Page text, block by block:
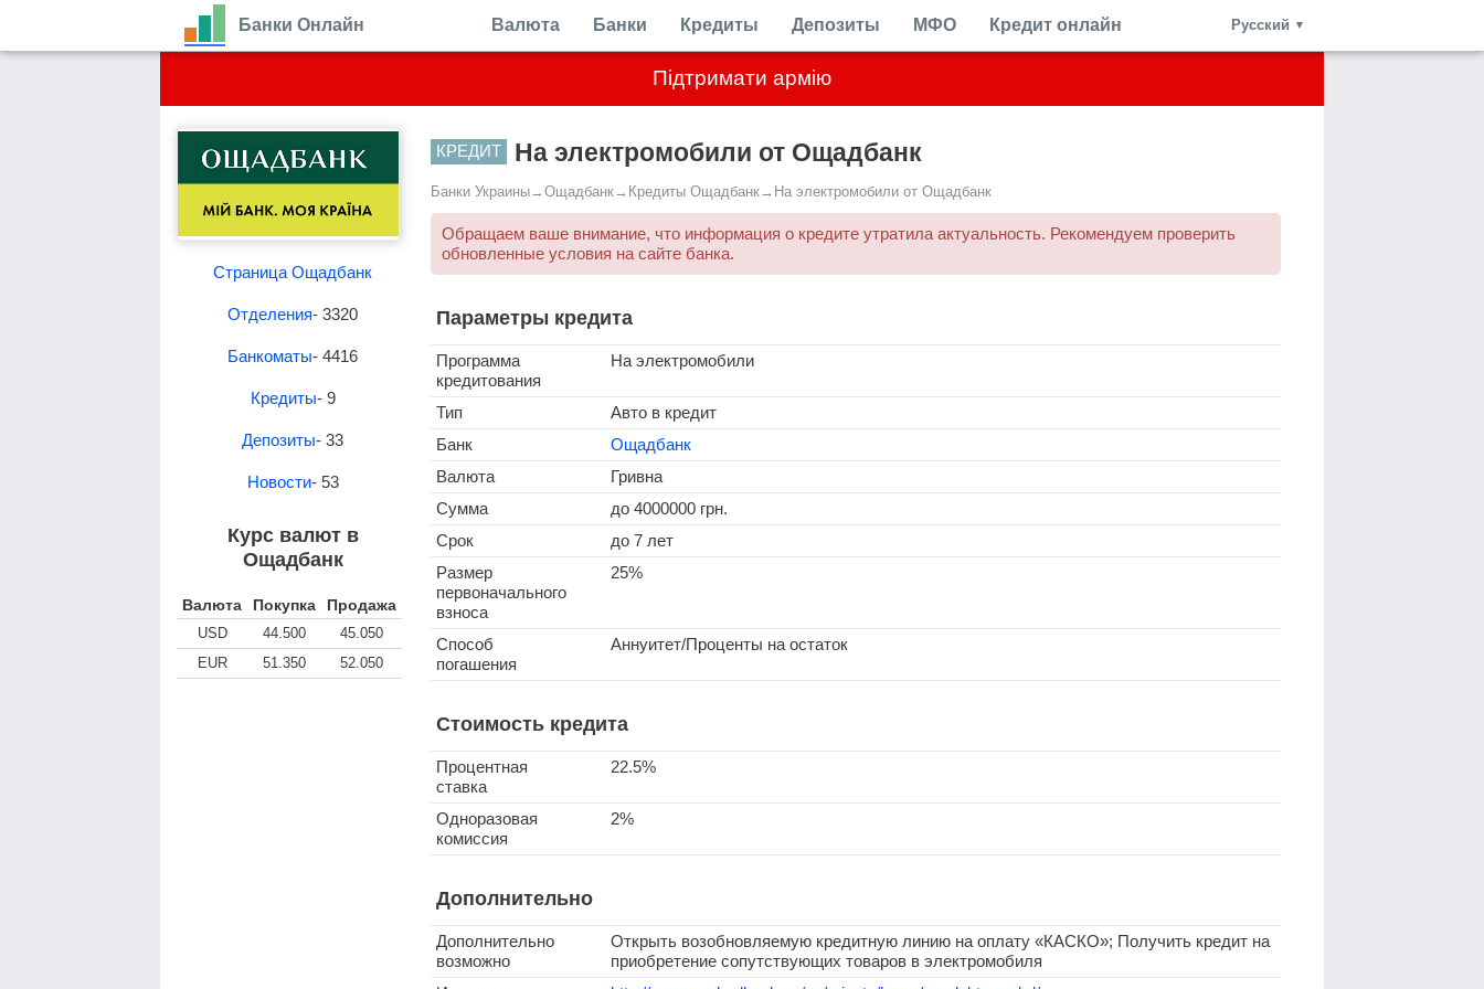
Підтримати армію
Банки Онлайн Валюта Банки Кредиты Депозиты МФО Кредит онлайн Русский ▼
Страница Ощадбанк
Отделения- 3320
Банкоматы- 4416
Кредиты- 9
Депозиты- 33
Новости- 53
Курс валют в
Ощадбанк
Валюта Покупка Продажа
USD 44.500
45.050
EUR
51.350 52.050
КРЕДИТ На электромобили от Ощадбанк
Банки Украины→ Ощадбанк→ Кредиты Ощадбанк→ На электромобили от Ощадбанк
Обращаем ваше внимание, что информация о кредите утратила актуальность. Рекомендуем проверить
обновленные условия на сайте банка.
Параметры кредита
Программа
кредитования
На электромобили
Тип
Авто в кредит
Банк
Ощадбанк
Валюта
Гривна
Сумма
до 4000000 грн.
Срок
до 7 лет
Размер
первоначального
взноса
25%
Способ
погашения
Аннуитет/Проценты на остаток
Стоимость кредита
Процентная
ставка
22.5%
Одноразовая
комиссия
2%
Дополнительно
Дополнительно
возможно
Открыть возобновляемую кредитную линию на оплату «КАСКО»; Получить кредит на
приобретение сопутствующих товаров в электромобиля